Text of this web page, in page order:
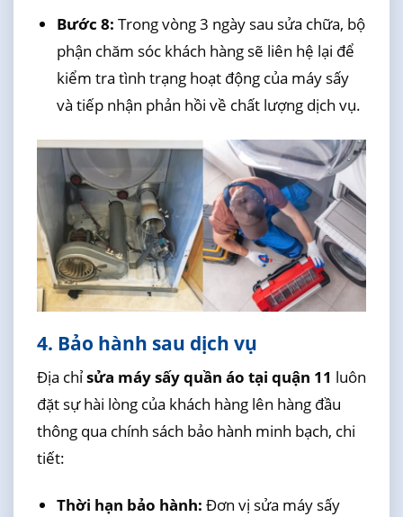
Bước 8: Trong vòng 3 ngày sau sửa chữa, bộ
phận chăm sóc khách hàng sẽ liên hệ lại để
kiểm tra tình trạng hoạt động của máy sấy
và tiếp nhận phản hồi về chất lượng dịch vụ.
4. Bảo hành sau dịch vụ
Địa chỉsửa máy sấy quần áo tại quận 11 luôn
đặt sự hài lòng của khách hàng lên hàng đầu
thông qua chính sách bảo hành minh bạch, chi
tiết:
Thời hạn bảo hành: Đơn vị sửa máy sấy